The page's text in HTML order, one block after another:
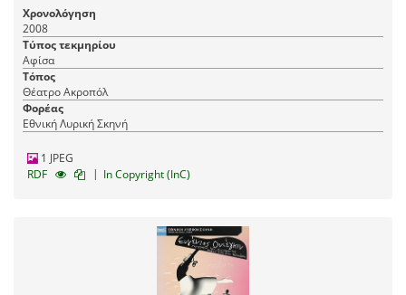
Χρονολόγηση
2008
Τύπος τεκμηρίου
Αφίσα
Τόπος
Θέατρο Ακροπόλ
Φορέας
Εθνική Λυρική Σκηνή
1 JPEG
RDF
| In Copyright (InC)